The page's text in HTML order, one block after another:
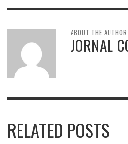
ABOUT THE AUTHOR
JORNAL
RELATED POSTS